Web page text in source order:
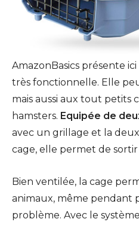
AmazonBasics présente
très fonctionnelle. Elle
mais aussi aux tout petits
hamsters. Equipée de
avec un grillage et la
cage, elle permet de sortir
Bien ventilée, la cage
animaux, même pendant
problème. Avec le